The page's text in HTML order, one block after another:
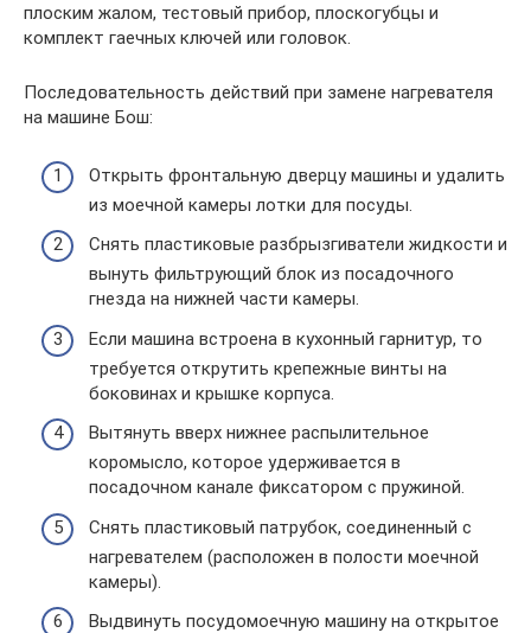
плоским жалом, тестовый прибор, плоскогубцы и
комплект гаечных ключей или головок.
Последовательность действий при замене нагревателя
на машине Бош:
Открыть фронтальную дверцу машины и удалить
из моечной камеры лотки для посуды.
Снять пластиковые разбрызгиватели жидкости и
вынуть фильтрующий блок из посадочного
гнезда на нижней части камеры.
Если машина встроена в кухонный гарнитур, то
требуется открутить крепежные винты на
боковинах и крышке корпуса.
Вытянуть вверх нижнее распылительное
коромысло, которое удерживается в
посадочном канале фиксатором с пружиной.
Снять пластиковый патрубок, соединенный с
нагревателем (расположен в полости моечной
камеры).
Выдвинуть посудомоечную машину на открытое